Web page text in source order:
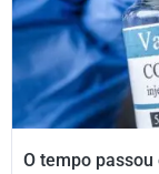
O tempo